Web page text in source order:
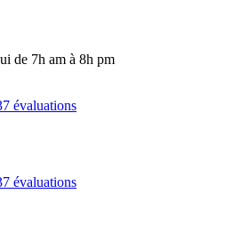
de 7h am à 8h pm
évaluations
évaluations